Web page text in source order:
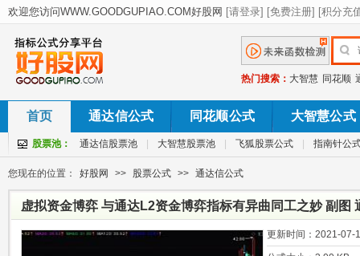
热门搜索： 大智慧 同花顺
首页 通达信公式 同花顺公式 大智慧公式
股票池： 通达信股票池 大智慧股票池 飞狐股票公式 指南针公
您现在的位置： 好股网 >> 股票公式 >> 通达信公式
虚拟资金博弈 与通达L2资金博弈指标有异曲同工之妙 副图
更新时间： 2021-07-